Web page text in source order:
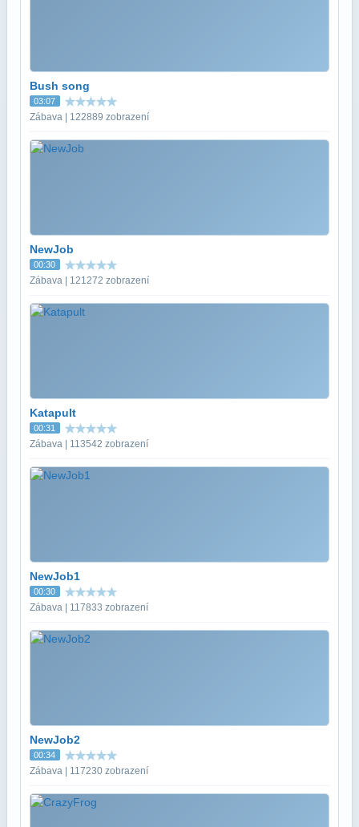
Bush song
03:07
Zábava | 122889 zobrazení
NewJob
00:30
Zábava | 121272 zobrazení
Katapult
00:31
Zábava | 113542 zobrazení
NewJob1
00:30
Zábava | 117833 zobrazení
NewJob2
00:34
Zábava | 117230 zobrazení